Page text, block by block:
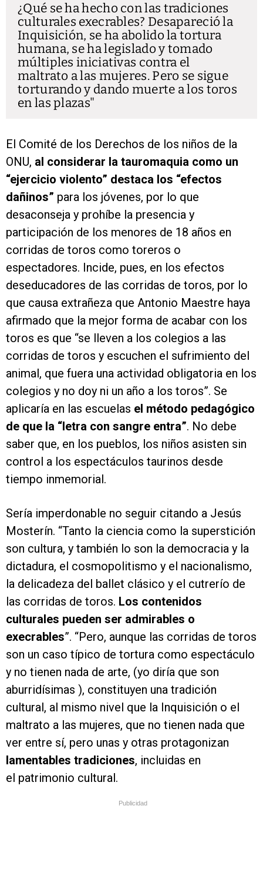
¿Qué se ha hecho con las tradiciones
culturales execrables? Desapareció la
Inquisición, se ha abolido la tortura
humana, se ha legislado y tomado
múltiples iniciativas contra el
maltrato a las mujeres. Pero se sigue
torturando y dando muerte a los toros
en las plazas
El Comité de los Derechos de los niños de la
ONU, al considerar la tauromaquia como un
“ejercicio violento” destaca los “efectos
dañinos” para los jóvenes, por lo que
desaconseja y prohíbe la presencia y
participación de los menores de 18 años en
corridas de toros como toreros o
espectadores. Incide, pues, en los efectos
deseducadores de las corridas de toros, por lo
que causa extrañeza que Antonio Maestre haya
afirmado que la mejor forma de acabar con los
toros es que “se lleven a los colegios a las
corridas de toros y escuchen el sufrimiento del
animal, que fuera una actividad obligatoria en los
colegios y no doy ni un año a los toros”. Se
aplicaría en las escuelas el método pedagógico
de que la “letra con sangre entra”. No debe
saber que, en los pueblos, los niños asisten sin
control a los espectáculos taurinos desde
tiempo inmemorial.
Sería imperdonable no seguir citando a Jesús
Mosterín. “Tanto la ciencia como la superstición
son cultura, y también lo son la democracia y la
dictadura, el cosmopolitismo y el nacionalismo,
la delicadeza del ballet clásico y el cutrerío de
las corridas de toros. Los contenidos
culturales pueden ser admirables o
execrables”. “Pero, aunque las corridas de toros
son un caso típico de tortura como espectáculo
y no tienen nada de arte, (yo diría que son
aburridísimas ), constituyen una tradición
cultural, al mismo nivel que la Inquisición o el
maltrato a las mujeres, que no tienen nada que
ver entre sí, pero unas y otras protagonizan
lamentables tradiciones, incluidas en
el patrimonio cultural.
Publicidad